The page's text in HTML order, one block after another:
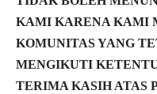
KAMI KARENA KAMI
KOMUNITAS YANG
MENGIKUTI
TERIMA KASIH ATAS